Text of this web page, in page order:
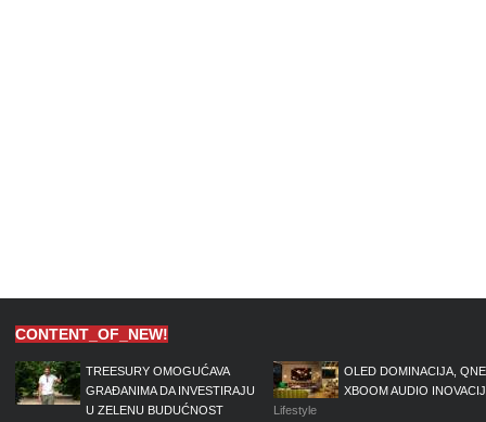
CONTENT_OF_NEW!
TREESURY OMOGUĆAVA
GRAĐANIMA DA INVESTIRAJU
U ZELENU BUDUĆNOST
OLED DOMINACIJA,
XBOOM AUDIO
Lifestyle